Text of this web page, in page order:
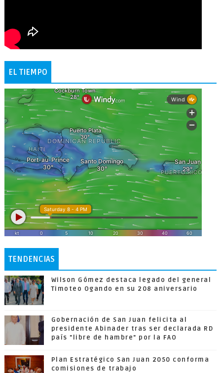
EL TIEMPO
TENDENCIAS
Wilson Gómez destaca legado del general
Timoteo Ogando en su 208 aniversario
Gobernación de San Juan felicita al
presidente Abinader tras ser declarada RD
país "libre de hambre" por la FAO
Plan Estratégico San Juan 2050 conforma
comisiones de trabajo